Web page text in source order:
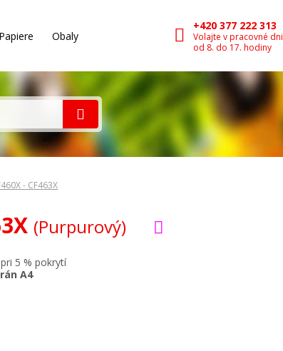
Papiere Obaly
+420 377 222 313
Volajte v pracovné dni
od 8. do 17. hodiny
- CF463X
(Purpurový)
5 % pokrytí
A4